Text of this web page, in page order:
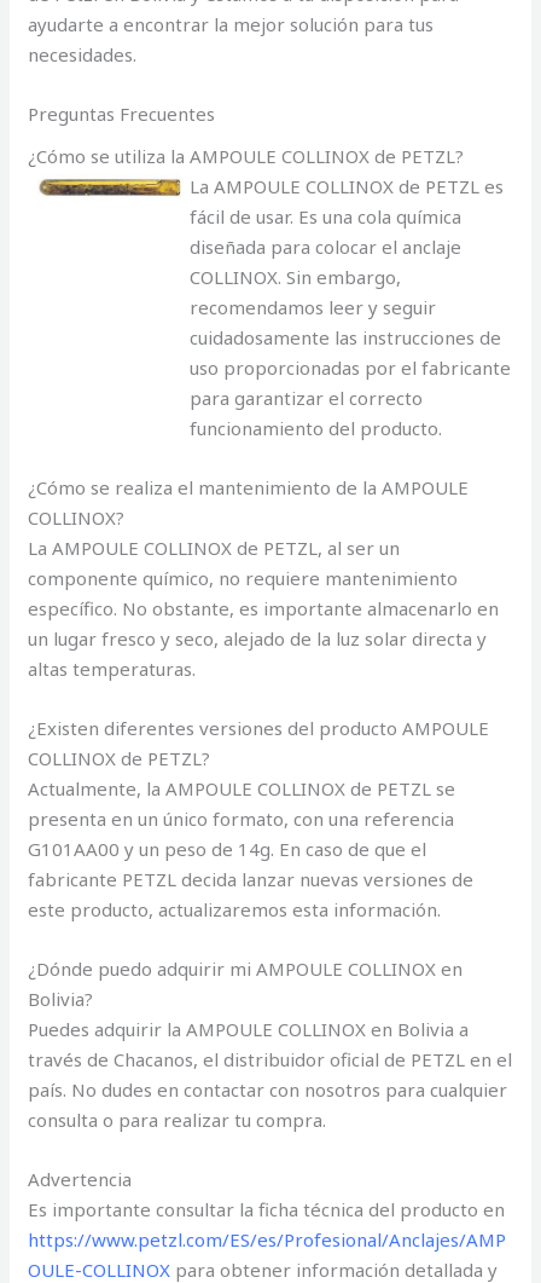
ayudarte a encontrar la mejor solución para tus
necesidades.
Preguntas Frecuentes
¿Cómo se utiliza la AMPOULE COLLINOX de PETZL?
La AMPOULE COLLINOX de PETZL es
fácil de usar. Es una cola química
diseñada para colocar el anclaje
COLLINOX. Sin embargo,
recomendamos leer y seguir
cuidadosamente las instrucciones de
uso proporcionadas por el fabricante
para garantizar el correcto
funcionamiento del producto.
¿Cómo se realiza el mantenimiento de la AMPOULE
COLLINOX?
La AMPOULE COLLINOX de PETZL, al ser un
componente químico, no requiere mantenimiento
específico. No obstante, es importante almacenarlo en
un lugar fresco y seco, alejado de la luz solar directa y
altas temperaturas.
¿Existen diferentes versiones del producto AMPOULE
COLLINOX de PETZL?
Actualmente, la AMPOULE COLLINOX de PETZL se
presenta en un único formato, con una referencia
G101AA00 y un peso de 14g. En caso de que el
fabricante PETZL decida lanzar nuevas versiones de
este producto, actualizaremos esta información.
¿Dónde puedo adquirir mi AMPOULE COLLINOX en
Bolivia?
Puedes adquirir la AMPOULE COLLINOX en Bolivia a
través de Chacanos, el distribuidor oficial de PETZL en el
país. No dudes en contactar con nosotros para cualquier
consulta o para realizar tu compra.
Advertencia
Es importante consultar la ficha técnica del producto en
https://www.petzl.com/ES/es/Profesional/Anclajes/AMP
OULE-COLLINOX para obtener información detallada y